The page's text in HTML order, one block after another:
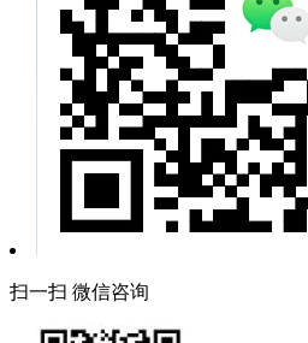
扫一扫 微信咨询